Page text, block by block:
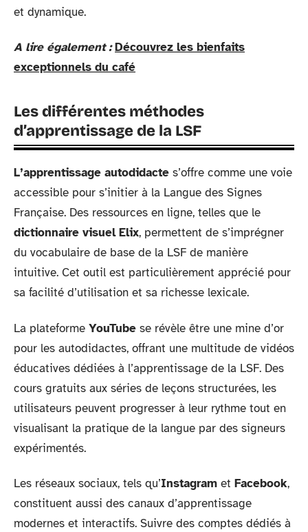
et dynamique.
A lire également : Découvrez les bienfaits
exceptionnels du café
Les différentes méthodes
d’apprentissage de la LSF
L’apprentissage autodidacte s’offre comme une voie
accessible pour s’initier à la Langue des Signes
Française. Des ressources en ligne, telles que le
dictionnaire visuel Elix, permettent de s’imprégner
du vocabulaire de base de la LSF de manière
intuitive. Cet outil est particulièrement apprécié pour
sa facilité d’utilisation et sa richesse lexicale.
La plateforme YouTube se révèle être une mine d’or
pour les autodidactes, offrant une multitude de vidéos
éducatives dédiées à l’apprentissage de la LSF. Des
cours gratuits aux séries de leçons structurées, les
utilisateurs peuvent progresser à leur rythme tout en
visualisant la pratique de la langue par des signeurs
expérimentés.
Les réseaux sociaux, tels qu’Instagram et Facebook,
constituent aussi des canaux d’apprentissage
modernes et interactifs. Suivre des comptes dédiés à